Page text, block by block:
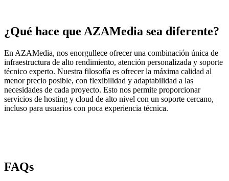
¿Qué hace que AZAMedia sea diferente?
En AZAMedia, nos enorgullece ofrecer una combinación única de
infraestructura de alto rendimiento, atención personalizada y soporte
técnico experto. Nuestra filosofía es ofrecer la máxima calidad al
menor precio posible, con flexibilidad y adaptabilidad a las
necesidades de cada proyecto. Esto nos permite proporcionar
servicios de hosting y cloud de alto nivel con un soporte cercano,
incluso para usuarios con poca experiencia técnica.
FAQs